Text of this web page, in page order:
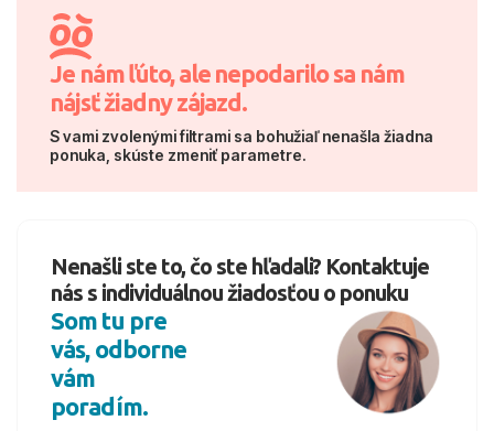
Je nám ľúto, ale nepodarilo sa nám
nájsť žiadny zájazd.
S vami zvolenými filtrami sa bohužiaľ nenašla žiadna
ponuka, skúste zmeniť parametre.
Nenašli ste to, čo ste hľadali? Kontaktuje
nás s individuálnou žiadosťou o ponuku
Som tu pre
vás, odborne
vám
poradím.